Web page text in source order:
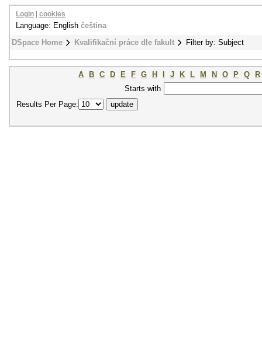
DSpace Home Kvalifikační práce dle fakult Filter by: Subject
Login cookies
Language: English čeština
A B C D E F G H J K L M N O P Q
R
Starts with
Results Per Page: